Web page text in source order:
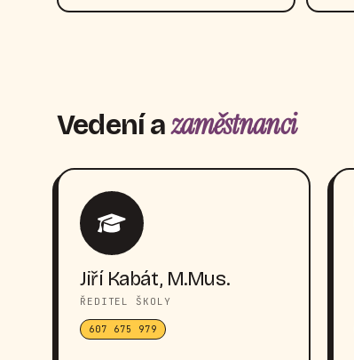
Vedení azaměstnanci
Jiří Kabát, M.Mus.
ŘEDITEL ŠKOLY
607 675 979